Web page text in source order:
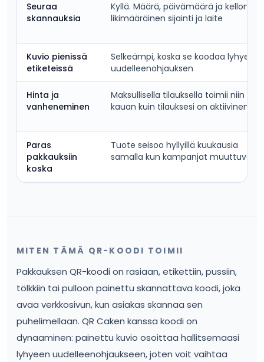
Seuraa
skannauksia
Kyllä. Määrä, päivämäärä ja
likimääräinen sijainti ja laite
Kuvio pienissä
etiketeissä
Selkeämpi, koska se koodaa lyhyen
uudelleenohjauksen
Hinta ja
vanheneminen
Maksullisella tilauksella toimii niin
kauan kuin tilauksesi on aktiivinen
Paras
pakkauksiin
koska
Tuote seisoo hyllyillä kuukausia
samalla kun kampanjat muuttuvat
MITEN TÄMÄ QR-KOODI TOIMII
Pakkauksen QR-koodi on rasiaan, etikettiin, pussiin,
tölkkiin tai pulloon painettu skannattava koodi, joka
avaa verkkosivun, kun asiakas skannaa sen
puhelimellaan. QR Caken kanssa koodi on
dynaaminen: painettu kuvio osoittaa hallitsemaasi
lyhyeen uudelleenohjaukseen, joten voit vaihtaa